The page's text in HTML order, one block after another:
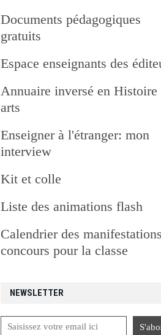
NEWSLETTER
Documents pédagogiques
gratuits
Espace enseignants des
Annuaire inversé en Histoire
arts
Enseigner à l'étranger: mon
interview
Kit et colle
Liste des animations flash
Calendrier des
concours pour la classe